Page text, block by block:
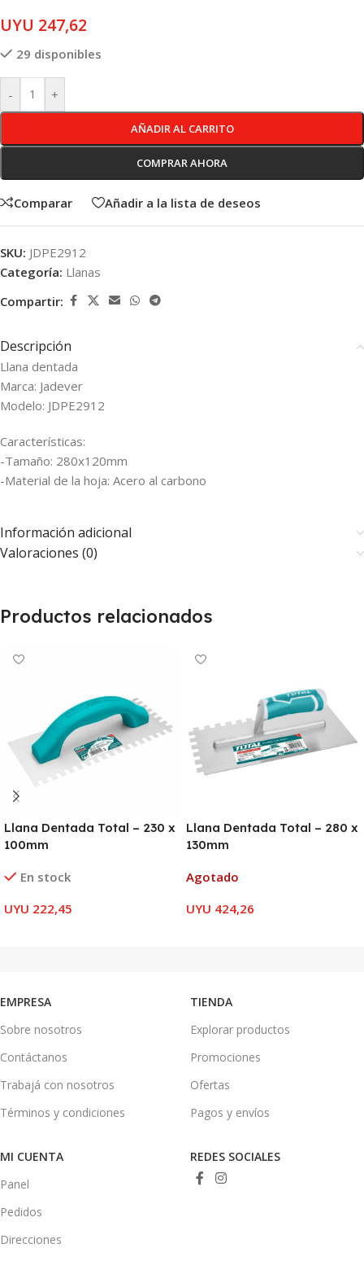
UYU 247,62
29 disponibles
- +
AÑADIR AL CARRITO
COMPRAR AHORA
Comparar Añadir a la lista de deseos
SKU: JDPE2912
Categoría: Llanas
Compartir:
Descripción
Llana dentada
Marca: Jadever
Modelo: JDPE2912
Características:
-Tamaño: 280x120mm
-Material de la hoja: Acero al carbono
Información adicional
Valoraciones (0)
Productos relacionados
Llana Dentada Total – 230 x
100mm
En stock
UYU 222,45
Llana Dentada Total – 280 x
130mm
Agotado
UYU 424,26
EMPRESA
Sobre nosotros
Contáctanos
Trabajá con nosotros
Términos y condiciones
TIENDA
Explorar productos
Promociones
Ofertas
Pagos y envíos
MI CUENTA
Panel
Pedidos
Direcciones
REDES SOCIALES